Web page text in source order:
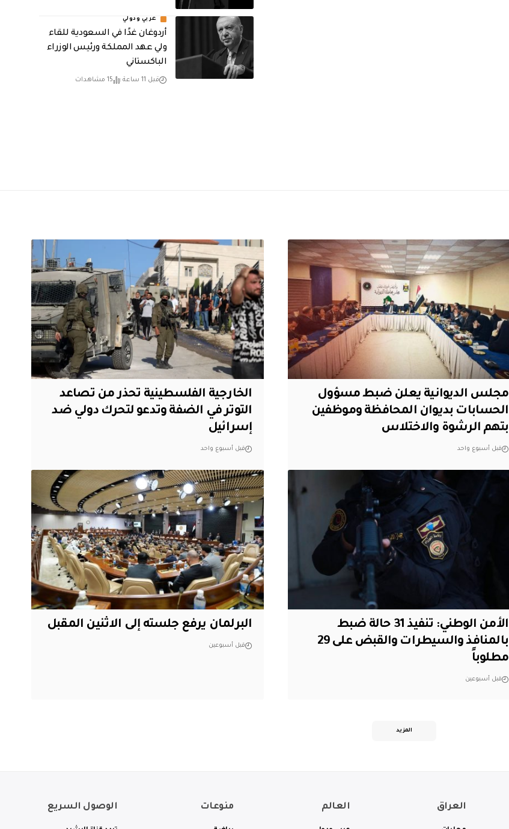
عربي ودولي
أردوغان غدًا في السعودية للقاء
ولي عهد المملكة ورئيس الوزراء
الباكستاني
قبل 11 ساعة 15 مشاهدات
مجلس الديوانية يعلن ضبط مسؤول
الحسابات بديوان المحافظة وموظفين
بتهم الرشوة والاختلاس
قبل أسبوع واحد
الخارجية الفلسطينية تحذر من تصاعد
التوتر في الضفة وتدعو لتحرك دولي ضد
إسرائيل
قبل أسبوع واحد
الأمن الوطني: تنفيذ 31 حالة ضبط
بالمنافذ والسيطرات والقبض على 29
مطلوباً
قبل أسبوعين
البرلمان يرفع جلسته إلى الاثنين المقبل
قبل أسبوعين
المزيد
العراق العالم منوعات الوصول السريع